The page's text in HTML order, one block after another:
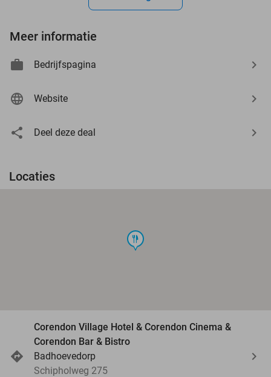
Meer informatie
Bedrijfspagina
Website
Deel deze deal
Locaties
food
Corendon Village Hotel & Corendon Cinema &
Corendon Bar & Bistro
Badhoevedorp
Schipholweg 275